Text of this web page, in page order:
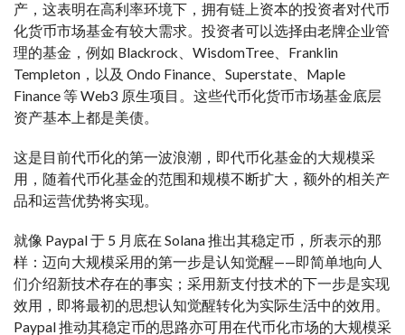
产，这表明在高利率环境下，拥有链上资本的投资者对代币
化货币市场基金有较大需求。投资者可以选择由老牌企业管
理的基金，例如 Blackrock、WisdomTree、Franklin
Templeton，以及 Ondo Finance、Superstate、Maple
Finance 等 Web3 原生项目。这些代币化货币市场基金底层
资产基本上都是美债。
这是目前代币化的第一波浪潮，即代币化基金的大规模采
用，随着代币化基金的范围和规模不断扩大，额外的相关产
品和运营优势将实现。
就像 Paypal 于 5 月底在 Solana 推出其稳定币，所表示的那
样：迈向大规模采用的第一步是认知觉醒——即简单地向人
们介绍新技术存在的事实；采用新支付技术的下一步是实现
效用，即将最初的思想认知觉醒转化为实际生活中的效用。
Paypal 推动其稳定币的思路亦可用在代币化市场的大规模采